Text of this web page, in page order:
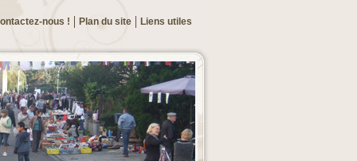
Liens utiles
Plan du site
nous !